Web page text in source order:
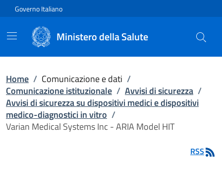
Vai direttamente al contenuto
Governo Italiano
Ministero della Salute
Home / Comunicazione e dati /
Comunicazione istituzionale / Avvisi di sicurezza /
Avvisi di sicurezza su dispositivi medici e dispositivi
medico-diagnostici in vitro /
Varian Medical Systems Inc - ARIA Model HIT
RSS